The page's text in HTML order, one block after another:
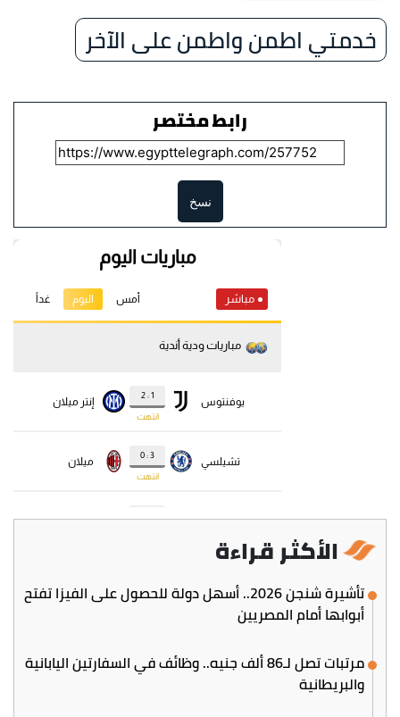
خدمتي اطمن واطمن على الآخر
رابط مختصر
نسخ
الأكثر قراءة
تأشيرة شنجن 2026.. أسهل دولة للحصول على الفيزا تفتح
أبوابها أمام المصريين
مرتبات تصل لـ86 ألف جنيه.. وظائف في السفارتين اليابانية
والبريطانية